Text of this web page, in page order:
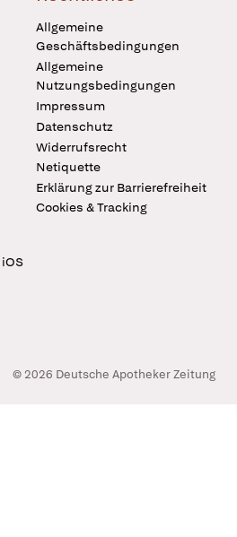
Allgemeine
Geschäftsbedingungen
Allgemeine
Nutzungsbedingungen
Impressum
Datenschutz
Widerrufsrecht
Netiquette
Erklärung zur Barrierefreiheit
Cookies & Tracking
© 2026 Deutsche Apotheker Zeitung